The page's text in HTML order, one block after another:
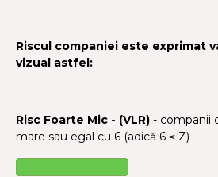
Riscul companiei este exprimat
vizual astfel:
Risc Foarte Mic - (VLR) - companii
mare sau egal cu 6 (adică 6 ≤ Z)